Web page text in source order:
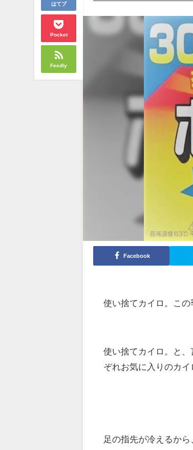
はてブ
Pocket
Feedly
Facebook
使い捨てカイロ。こ
使い捨てカイロ。と、
ぞれお気に入りのカ
足の指先が冷えるか